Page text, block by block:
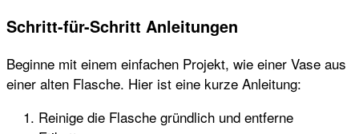
Schritt-für-Schritt Anleitungen
Beginne mit einem einfachen Projekt, wie einer Vase aus
einer alten Flasche. Hier ist eine kurze Anleitung:
Reinige die Flasche gründlich und entferne